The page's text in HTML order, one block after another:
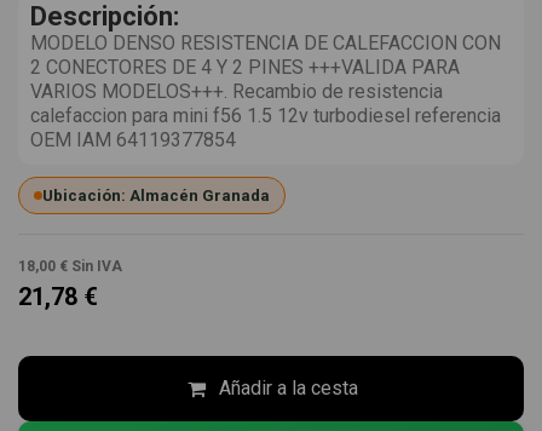
Descripción:
MODELO DENSO RESISTENCIA DE CALEFACCION CON
2 CONECTORES DE 4 Y 2 PINES +++VALIDA PARA
VARIOS MODELOS+++. Recambio de resistencia
calefaccion para mini f56 1.5 12v turbodiesel referencia
OEM IAM 64119377854
Ubicación: Almacén Granada
18,00 € Sin IVA
21,78 €
Añadir a la cesta